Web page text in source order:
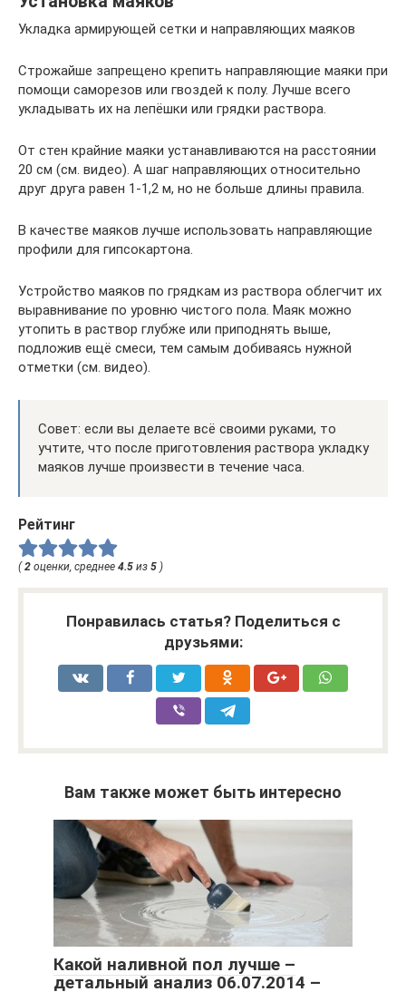
Укладка армирующей сетки и направляющих маяков
Строжайше запрещено крепить направляющие маяки при
помощи саморезов или гвоздей к полу. Лучше всего
укладывать их на лепёшки или грядки раствора.
От стен крайние маяки устанавливаются на расстоянии
20 см (см. видео). А шаг направляющих относительно
друг друга равен 1-1,2 м, но не больше длины правила.
В качестве маяков лучше использовать направляющие
профили для гипсокартона.
Устройство маяков по грядкам из раствора облегчит их
выравнивание по уровню чистого пола. Маяк можно
утопить в раствор глубже или приподнять выше,
подложив ещё смеси, тем самым добиваясь нужной
отметки (см. видео).
Совет: если вы делаете всё своими руками, то
учтите, что после приготовления раствора укладку
маяков лучше произвести в течение часа.
Рейтинг
( 2 оценки, среднее 4.5 из 5 )
Понравилась статья? Поделиться с
друзьями:
Вам также может быть интересно
Какой наливной пол лучше –
детальный анализ 06.07.2014 –